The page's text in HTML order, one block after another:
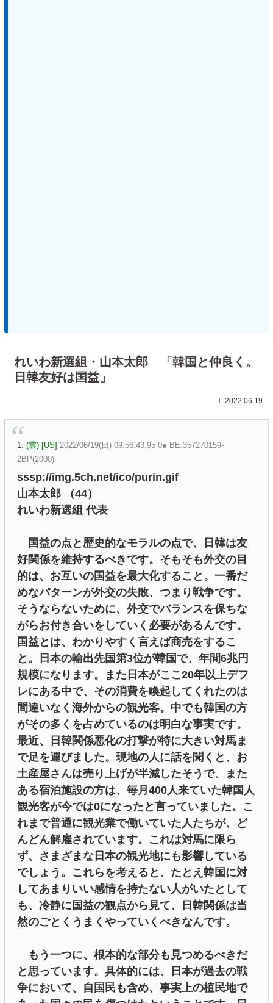
れいわ新選組・山本太郎 「韓国と仲良く。
日韓友好は国益」
2022.06.19
1: (雲) [US] 2022/06/19(日) 09:56:43.95 0● BE:357270159-
2BP(2000)
sssp://img.5ch.net/ico/purin.gif
山本太郎 （44）
れいわ新選組 代表
国益の点と歴史的なモラルの点で、日韓は友
好関係を維持するべきです。そもそも外交の目
的は、お互いの国益を最大化すること。一番だ
めなパターンが外交の失敗、つまり戦争です。
そうならないために、外交でバランスを保ちな
がらお付き合いをしていく必要があるんです。
国益とは、わかりやすく言えば商売をするこ
と。日本の輸出先国第3位が韓国で、年間6兆円
規模になります。また日本がここ20年以上デフ
レにある中で、その消費を喚起してくれたのは
間違いなく海外からの観光客。中でも韓国の方
がその多くを占めているのは明白な事実です。
最近、日韓関係悪化の打撃が特に大きい対馬ま
で足を運びました。現地の人に話を聞くと、お
土産屋さんは売り上げが半減したそうで、また
ある宿泊施設の方は、毎月400人来ていた韓国人
観光客が今では0になったと言っていました。こ
れまで普通に観光業で働いていた人たちが、ど
んどん解雇されています。これは対馬に限ら
ず、さまざまな日本の観光地にも影響している
でしょう。これらを考えると、たとえ韓国に対
してあまりいい感情を持たない人がいたとして
も、冷静に国益の観点から見て、日韓関係は当
然のごとくうまくやっていくべきなんです。
もう一つに、根本的な部分も見つめるべきだ
と思っています。具体的には、日本が過去の戦
争において、自国民も含め、事実上の植民地で